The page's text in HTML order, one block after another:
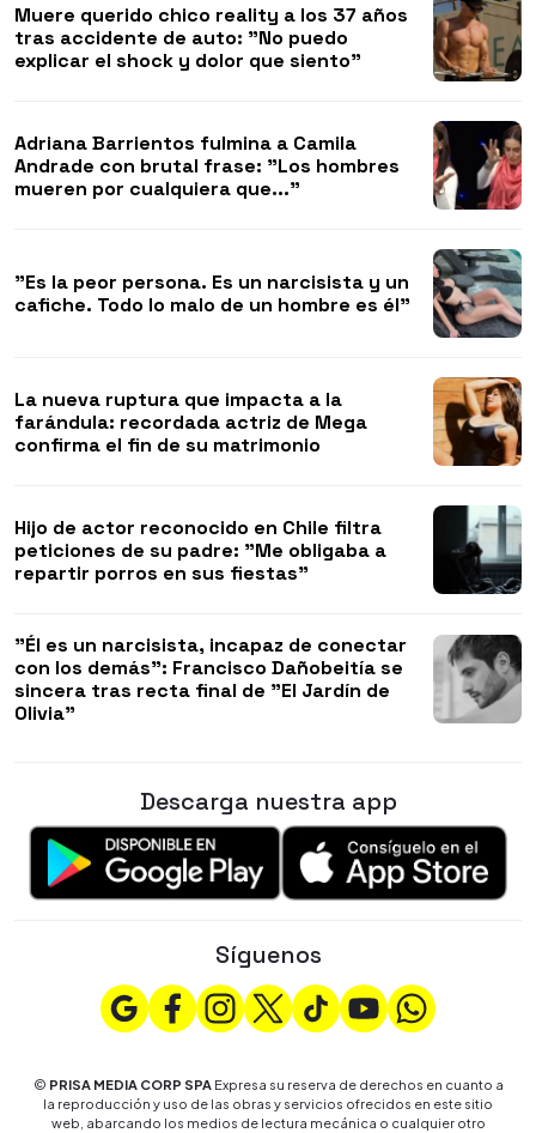
Muere querido chico reality a los 37 años
tras accidente de auto: "No puedo
explicar el shock y dolor que siento"
Adriana Barrientos fulmina a Camila
Andrade con brutal frase: "Los hombres
mueren por cualquiera que..."
"Es la peor persona. Es un narcisista y un
cafiche. Todo lo malo de un hombre es él"
La nueva ruptura que impacta a la
farándula: recordada actriz de Mega
confirma el fin de su matrimonio
Hijo de actor reconocido en Chile filtra
peticiones de su padre: "Me obligaba a
repartir porros en sus fiestas"
"Él es un narcisista, incapaz de conectar
con los demás": Francisco Dañobeitía se
sincera tras recta final de "El Jardín de
Olivia"
Descarga nuestra app
Síguenos
© PRISA MEDIA CORP SPAExpresa su reserva de derechos en cuanto a
la reproducción y uso de las obras y servicios ofrecidos en este sitio
web, abarcando los medios de lectura mecánica o cualquier otro